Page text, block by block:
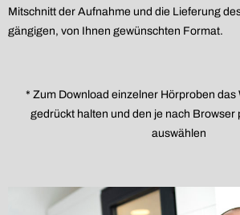
Mitschnitt der Aufnahme und die Lieferung
gängigen, von Ihnen gewünschten Format.
* Zum Download einzelner Hörproben das
gedrückt halten und den je nach Browser
auswählen